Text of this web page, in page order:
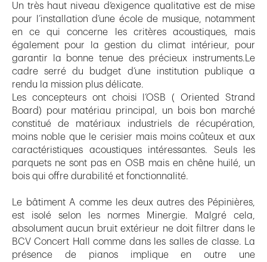
Un très haut niveau d’exigence qualitative est de mise
pour l’installation d’une école de musique, notamment
en ce qui concerne les critères acoustiques, mais
également pour la gestion du climat intérieur, pour
garantir la bonne tenue des précieux instruments.Le
cadre serré du budget d’une institution publique a
rendu la mission plus délicate.
Les concepteurs ont choisi l’OSB ( Oriented Strand
Board) pour matériau principal, un bois bon marché
constitué de matériaux industriels de récupération,
moins noble que le cerisier mais moins coûteux et aux
caractéristiques acoustiques intéressantes. Seuls les
parquets ne sont pas en OSB mais en chêne huilé, un
bois qui offre durabilité et fonctionnalité.
Le bâtiment A comme les deux autres des Pépinières,
est isolé selon les normes Minergie. Malgré cela,
absolument aucun bruit extérieur ne doit filtrer dans le
BCV Concert Hall comme dans les salles de classe. La
présence de pianos implique en outre une